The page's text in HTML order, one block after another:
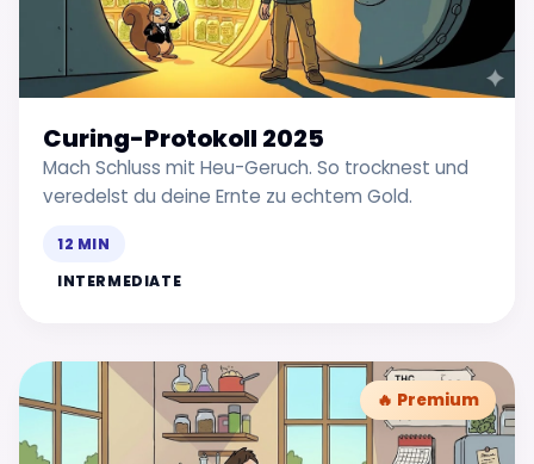
Curing-Protokoll 2025
Mach Schluss mit Heu-Geruch. So trocknest und
veredelst du deine Ernte zu echtem Gold.
12 MIN
INTERMEDIATE
🔥 Premium